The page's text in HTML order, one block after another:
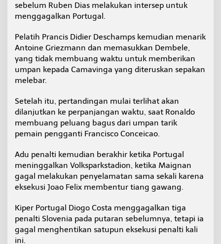
sebelum Ruben Dias melakukan intersep untuk
menggagalkan Portugal.
Pelatih Prancis Didier Deschamps kemudian menarik
Antoine Griezmann dan memasukkan Dembele,
yang tidak membuang waktu untuk memberikan
umpan kepada Camavinga yang diteruskan sepakan
melebar.
Setelah itu, pertandingan mulai terlihat akan
dilanjutkan ke perpanjangan waktu, saat Ronaldo
membuang peluang bagus dari umpan tarik
pemain pengganti Francisco Conceicao.
Adu penalti kemudian berakhir ketika Portugal
meninggalkan Volksparkstadion, ketika Maignan
gagal melakukan penyelamatan sama sekali karena
eksekusi Joao Felix membentur tiang gawang.
Kiper Portugal Diogo Costa menggagalkan tiga
penalti Slovenia pada putaran sebelumnya, tetapi ia
gagal menghentikan satupun eksekusi penalti kali
ini.